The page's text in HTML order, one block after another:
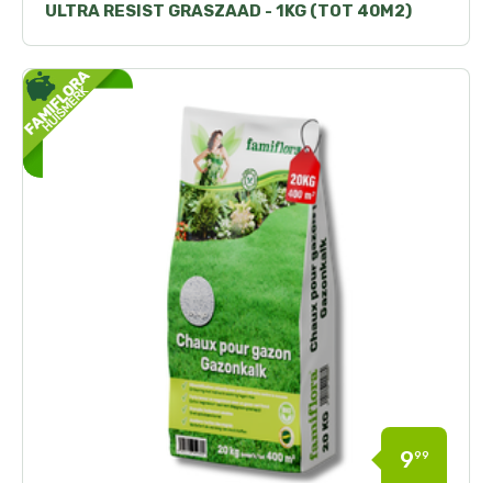
ULTRA RESIST GRASZAAD - 1KG (TOT 40M2)
999